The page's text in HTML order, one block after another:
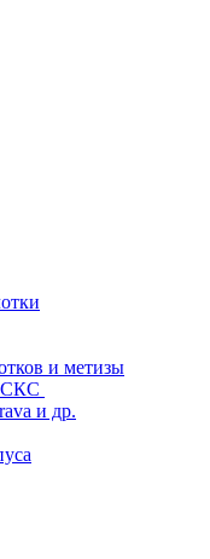
и метизы
СКС
и др.